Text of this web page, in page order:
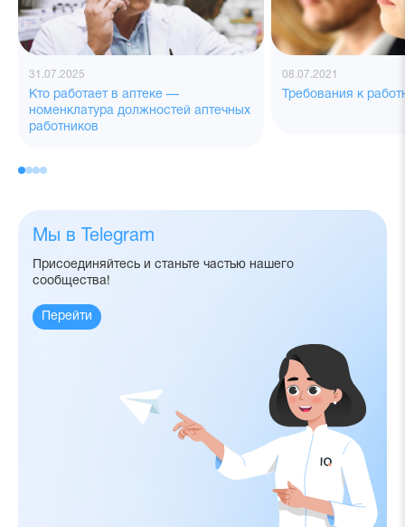
31.07.2025
Кто работает в аптеке —
номенклатура должностей аптечных
работников
08.07.2021
Требования к
Мы в Telegram
Присоединяйтесь и станьте частью нашего
сообщества!
Перейти